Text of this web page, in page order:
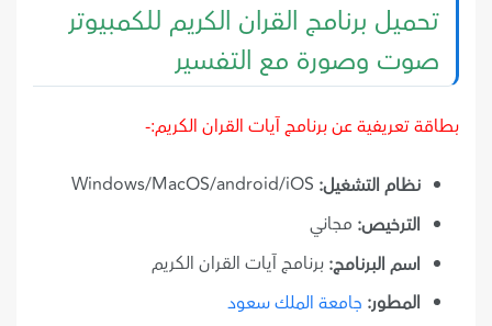
تحميل برنامج القران الكريم للكمبيوتر
صوت وصورة مع التفسير
بطاقة تعريفية عن برنامج آيات القران الكريم:-
نظام التشغيل:
الترخيص: مجاني
اسم البرنامج: برنامج آيات القران الكريم
المطور: جامعة الملك سعود